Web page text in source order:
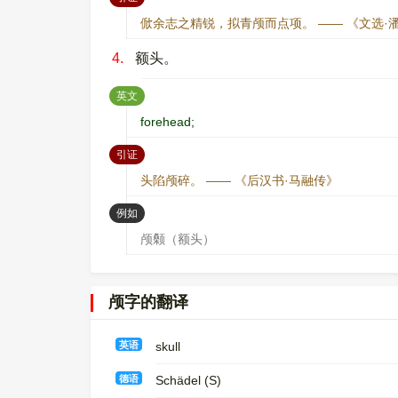
俽余志之精锐，拟青颅而点项。 —— 《文选·潘
4. 额头。
英文 ：
forehead;
引证：
头陷颅碎。 —— 《后汉书·马融传》
例如 ：
颅颡（额头）
颅字的翻译
英语 skull
德语 Schädel (S)